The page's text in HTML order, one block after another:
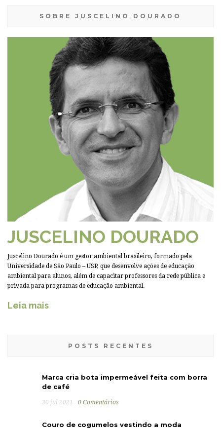
SOBRE JUSCELINO DOURADO
JUSCELINO DOURADO
Juscelino Dourado é um gestor ambiental brasileiro, formado pela
Universidade de São Paulo – USP, que desenvolve ações de educação
ambiental para alunos, além de capacitar professores da rede pública e
privada para programas de educação ambiental.
Leia mais
POSTS RECENTES
Marca cria bota impermeável feita com borra
de café
30 jul 2021 0 Comentários
Couro de cogumelos vestindo a moda